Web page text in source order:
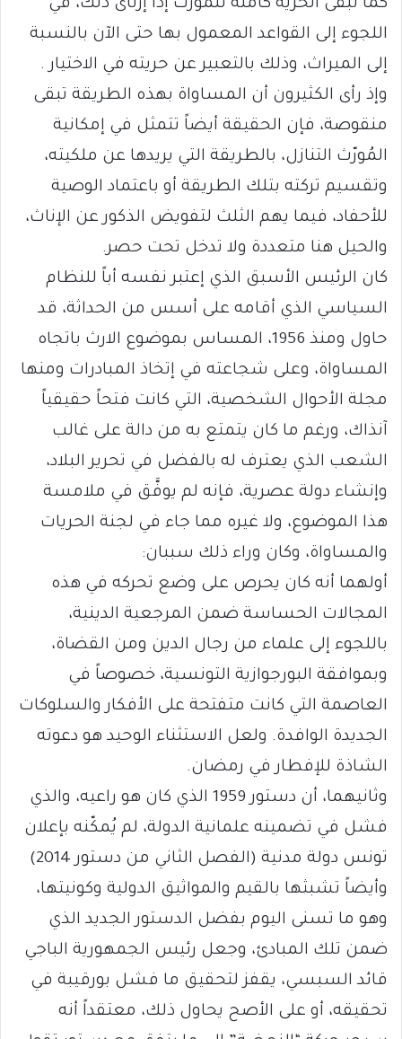
كما تبقى الحرية كاملة للمُورِّث إذا إرتأى ذلك، في
اللجوء إلى القواعد المعمول بها حتى الآن بالنسبة
إلى الميراث، وذلك بالتعبير عن حريته في الاختيار .
وإذ رأى الكثيرون أن المساواة بهذه الطريقة تبقى
منقوصة، فإن الحقيقة أيضاً تتمثل في إمكانية
المُورّث التنازل، بالطريقة التي يريدها عن ملكيته،
وتقسيم تركته بتلك الطريقة أو باعتماد الوصية
للأحفاد، فيما يهم الثلث لتفويض الذكور عن الإناث،
والحيل هنا متعددة ولا تدخل تحت حصر.
كان الرئيس الأسبق الذي إعتبر نفسه أباً للنظام
السياسي الذي أقامه على أسس من الحداثة، قد
حاول ومنذ 1956، المساس بموضوع الارث باتجاه
المساواة، وعلى شجاعته في إتخاذ المبادرات ومنها
مجلة الأحوال الشخصية، التي كانت فتحاً حقيقياً
آنذاك، ورغم ما كان يتمتع به من دالة على غالب
الشعب الذي يعترف له بالفضل في تحرير البلاد،
وإنشاء دولة عصرية، فإنه لم يوفَّق في ملامسة
هذا الموضوع، ولا غيره مما جاء في لجنة الحريات
والمساواة، وكان وراء ذلك سببان:
أولهما أنه كان يحرص على وضع تحركه في هذه
المجالات الحساسة ضمن المرجعية الدينية،
باللجوء إلى علماء من رجال الدين ومن القضاة،
وبموافقة البورجوازية التونسية، خصوصاً في
العاصمة التي كانت متفتحة على الأفكار والسلوكات
الجديدة الوافدة. ولعل الاستثناء الوحيد هو دعوته
الشاذة للإفطار في رمضان.
وثانيهما، أن دستور 1959 الذي كان هو راعيه، والذي
فشل في تضمينه علمانية الدولة، لم يُمكّنه بإعلان
تونس دولة مدنية (الفصل الثاني من دستور 2014)
وأيضاً تشبثها بالقيم والمواثيق الدولية وكونيتها،
وهو ما تسنى اليوم بفضل الدستور الجديد الذي
ضمن تلك المبادئ، وجعل رئيس الجمهورية الباجي
قائد السبسي، يقفز لتحقيق ما فشل بورقيبة في
تحقيقه، أو على الأصح يحاول ذلك، معتقداً أنه